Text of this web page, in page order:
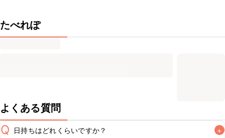
たべれぽ
よくある質問
Q 日持ちはどれくらいですか？ +